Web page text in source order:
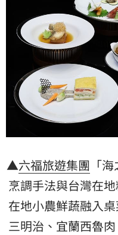
▲六福旅遊集團 「
烹調手法與台灣在
在地小農鮮蔬融入
三明治、宜蘭西魯